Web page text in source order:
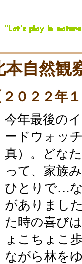
本自然観
２０２２年
今年最後の
ードウォッ
真）。どな
って、家族
ひとりで…
がありまし
た時の喜び
ょこちょこ
ながら林を